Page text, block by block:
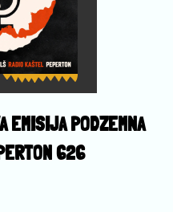
EMISIJA PODZEMNA
626